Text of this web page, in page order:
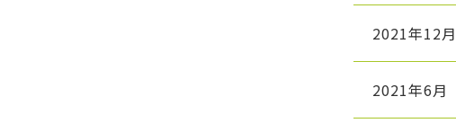
2021年12月
2021年6月